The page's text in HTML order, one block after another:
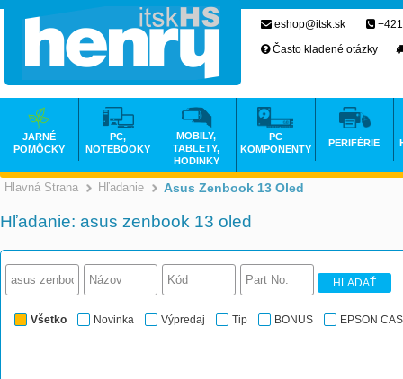
Hlavná Strana Hľadanie Asus Zenbook 13 Oled
Hľadanie: asus zenbook 13 oled
HĽADAŤ
Všetko Novinka Výpredaj Tip BONUS EPSON
eshop@itsk.sk
Často kladené otázky
JARNÉ
POMÔCKY
PC,
NOTEBOOKY
MOBILY,
TABLETY,
HODINKY
PC
KOMPONENTY
PERIFÉRIE